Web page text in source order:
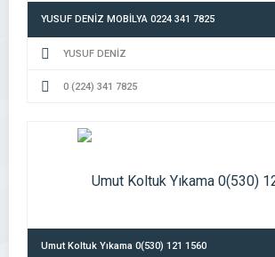
YUSUF DENİZ MOBİLYA 0224 341 7825
YUSUF DENİZ
0 (224) 341 7825
Umut Koltuk Yıkama 0(530) 121 1560